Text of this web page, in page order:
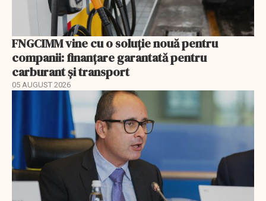
FNGCIMM vine cu o soluție nouă pentru
companii: finanțare garantată pentru
carburant și transport
05 AUGUST 2026